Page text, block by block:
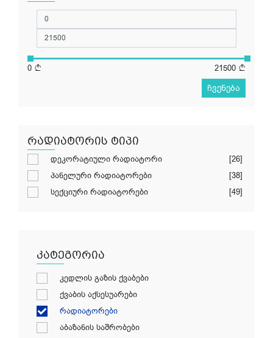
0 21500
ჩვენება
რადიატორის ტიპი
დეკორატიული რადიატორი
[26]
პანელური რადიატორები
[38]
სექციური რადიატორები
[49]
კატეგორია
კედლის გაზის ქვაბები
ქვაბის აქსესუარები
რადიატორები
აბაზანის საშრობები